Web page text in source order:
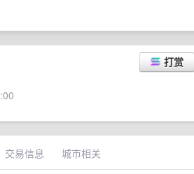
打赏
交易信息 城市相关